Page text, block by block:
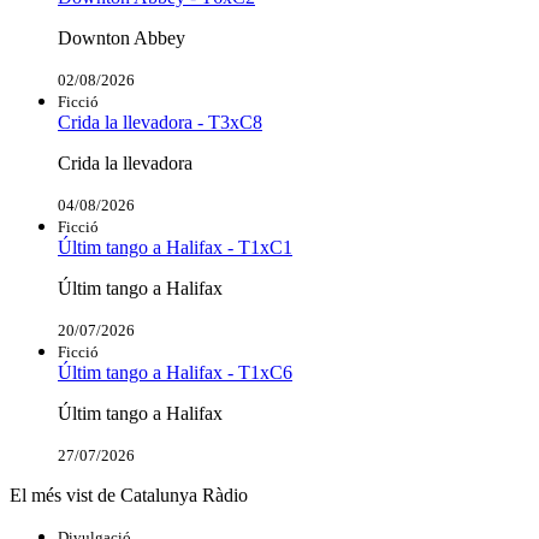
Downton Abbey
02/08/2026
Ficció
Crida la llevadora - T3xC8
Crida la llevadora
04/08/2026
Ficció
Últim tango a Halifax - T1xC1
Últim tango a Halifax
20/07/2026
Ficció
Últim tango a Halifax - T1xC6
Últim tango a Halifax
27/07/2026
El més vist de Catalunya Ràdio